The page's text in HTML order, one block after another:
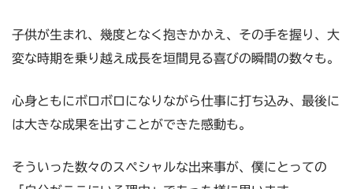
子供が生まれ、幾度となく抱きかかえ、その手を握り、大
変な時期を乗り越え成長を垣間見る喜びの瞬間の数々も。
心身ともにボロボロになりながら仕事に打ち込み、最後に
は大きな成果を出すことができた感動も。
そういった数々のスペシャルな出来事が、僕にとっての